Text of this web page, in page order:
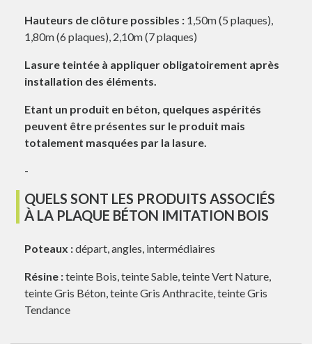
Hauteurs de clôture possibles : 1,50m (5 plaques),
1,80m (6 plaques), 2,10m (7 plaques)
Lasure teintée à appliquer obligatoirement après
installation des éléments.
Etant un produit en béton, quelques aspérités
peuvent être présentes sur le produit mais
totalement masquées par la lasure.
-
QUELS SONT LES PRODUITS ASSOCIÉS
À LA PLAQUE BÉTON IMITATION BOIS
Poteaux :départ, angles, intermédiaires
Résine :teinte Bois, teinte Sable, teinte Vert Nature,
teinte Gris Béton, teinte Gris Anthracite, teinte Gris
Tendance